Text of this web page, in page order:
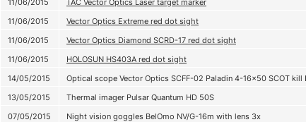
11/06/2015
Vector Optics Extreme red dot sight
11/06/2015
Vector Optics Diamond SCRD-17 red dot sight
11/06/2015
HOLOSUN HS403A red dot sight
14/05/2015
Optical scope Vector Optics SCFF-02 Paladin 4-16x50 SCOT kill
13/05/2015
Thermal imager Pulsar Quantum HD 50S
07/05/2015
Night vision goggles BelOmo NV/G-16m with lens 3х